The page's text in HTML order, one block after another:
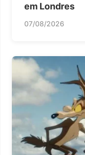
em Londres
07/08/2026